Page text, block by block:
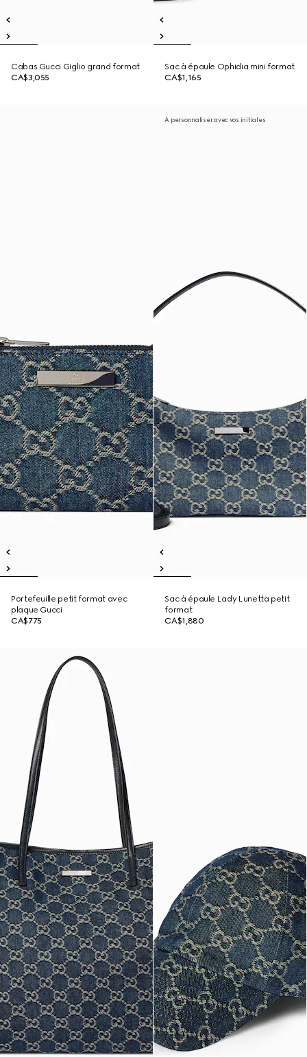
Cabas Gucci Giglio grand format
CA$3,055
Sac à épaule Ophidia mini format
CA$1,165
Portefeuille petit format avec
plaque Gucci
CA$775
À personnaliser avec vos initiales
Sac à épaule Lady Lunetta petit
format
CA$1,880